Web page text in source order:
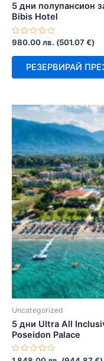
5 дни полупансион
Bibis Hotel
Оценено
0
980.00лв. (501.07€)
РЕЗЕРВИРАЙ
Uncategorized
5 дни Ultra All
Poseidon Palace
Оценено